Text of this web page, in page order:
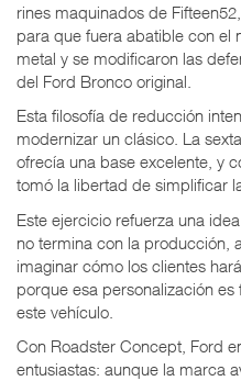
rines maquinados de
para que fuera abatible con el
metal y se modificaron las
del Ford Bronco original.
Esta filosofía de reducción
modernizar un clásico. La
ofrecía una base excelente, y
tomó la libertad de simplificar
Este ejercicio refuerza una
no termina con la producción,
imaginar cómo los clientes
porque esa personalización
este vehículo.
Con Roadster Concept, Ford
entusiastas: aunque la marca